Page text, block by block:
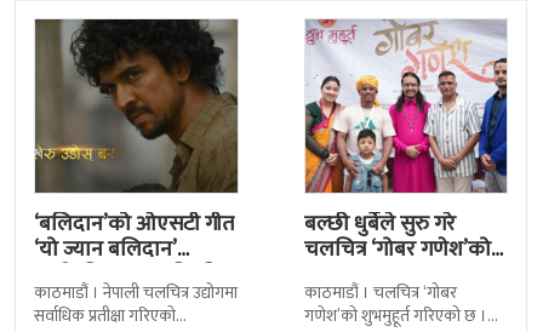
‘बलिदान’को ओएसटी गीत
‘यो ज्यान बलिदान’
सार्वजनिक, मातृभूमिप्रति
पुत्रको भावनात्मक…
काठमाडौं । नेपाली चलचित्र उद्योगमा
सर्वाधिक प्रतीक्षा गरिएको
बल्छी धुर्बेले सुरु गरे
चलचित्र ‘गोबर गणेश’को
छायांकन
काठमाडौं । चलचित्र ‘गोबर
गणेश’को शुभमुहूर्त गरिएको छ ।